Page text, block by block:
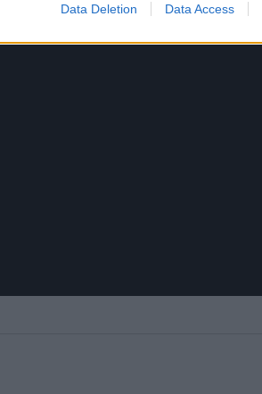
Data Deletion Data Access